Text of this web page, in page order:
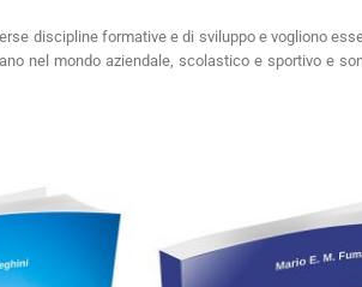
discipline formative e di sviluppo e vogliono
nel mondo aziendale, scolastico e sportivo e